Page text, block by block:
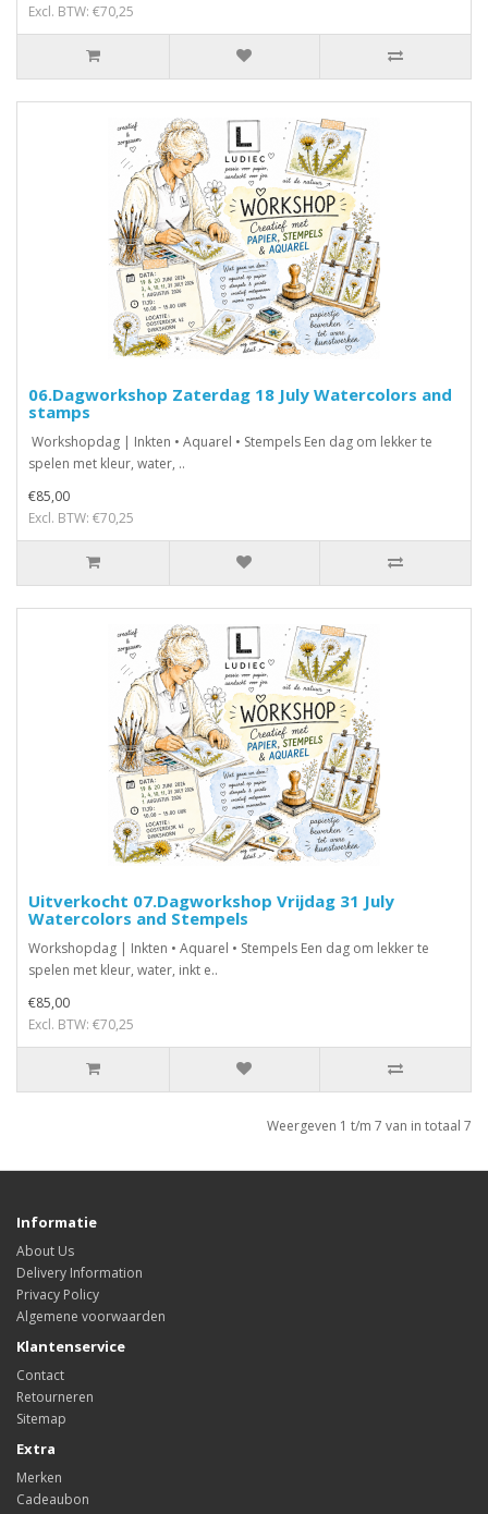
Excl. BTW: €70,25
06.Dagworkshop Zaterdag 18 July Watercolors and
stamps
Workshopdag | Inkten • Aquarel • Stempels Een dag om lekker te
spelen met kleur, water, ..
€85,00
Excl. BTW: €70,25
Uitverkocht 07.Dagworkshop Vrijdag 31 July
Watercolors and Stempels
Workshopdag | Inkten • Aquarel • Stempels Een dag om lekker te
spelen met kleur, water, inkt e..
€85,00
Excl. BTW: €70,25
Weergeven 1 t/m 7 van in totaal 7
Informatie
About Us
Delivery Information
Privacy Policy
Algemene voorwaarden
Klantenservice
Contact
Retourneren
Sitemap
Extra
Merken
Cadeaubon